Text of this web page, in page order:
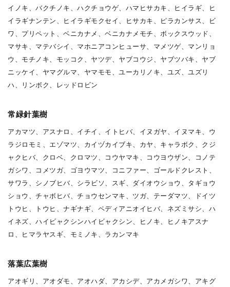
イノキ、バクチノキ、ハクチョウゲ、ハマヒサカキ、ヒイラギ、ヒ
イラギナンテン、ヒイラギモクセイ、ヒサカキ、ピラカンサス、ビ
ワ、プリペット、ベニカナメ、ベニカナメモチ、ボックスウッド、
マサキ、マテバシイ、マホニアコンヒューサ、マメツゲ、マンリョ
ウ、モチノキ、モッコク、ヤツデ、ヤブコウジ、ヤブツバキ、ヤブ
ニッケイ、ヤマグルマ、ヤマモモ、ユーカリノキ、ユズ、ユズリ
ハ、リンボク、レッドロビン
常緑針葉樹
アカマツ、アスナロ、イチイ、イトヒバ、イヌガヤ、イヌマキ、ウ
ラジロモミ、エゾマツ、カイヅカイブキ、カヤ、キャラボク、クジ
ャクヒバ、クロベ、クロマツ、コウヤマキ、コウヨウザン、コノテ
ガシワ、コメツガ、ゴヨウマツ、コニファー、ゴールドクレスト、
サワラ、シノブヒバ、シラビソ、スギ、ダイオウショウ、タギョウ
ショウ、チャボヒバ、チョウセンマキ、ツガ、テーダマツ、ドイツ
トウヒ、トウヒ、ナギナギ、ペディアニオイヒバ、ネズミサシ、ハ
イネズ、ハイビャクシンハイビャクシン、ヒノキ、ヒノキアスナ
ロ、ヒマラヤスギ、モミノキ、ラカンマキ
落葉広葉樹
アオギリ、アオダモ、アオハダ、アカシデ、アカメガシワ、アキグ